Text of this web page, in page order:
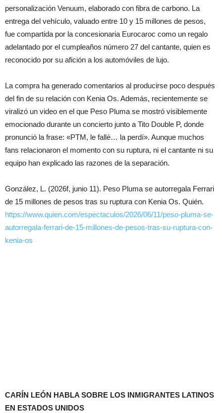
personalización Venuum, elaborado con fibra de carbono. La
entrega del vehículo, valuado entre 10 y 15 millones de pesos,
fue compartida por la concesionaria Eurocaroc como un regalo
adelantado por el cumpleaños número 27 del cantante, quien es
reconocido por su afición a los automóviles de lujo.
La compra ha generado comentarios al producirse poco después
del fin de su relación con Kenia Os. Además, recientemente se
viralizó un video en el que Peso Pluma se mostró visiblemente
emocionado durante un concierto junto a Tito Double P, donde
pronunció la frase: «PTM, le fallé… la perdí». Aunque muchos
fans relacionaron el momento con su ruptura, ni el cantante ni su
equipo han explicado las razones de la separación.
González, L. (2026f, junio 11). Peso Pluma se autorregala Ferrari
de 15 millones de pesos tras su ruptura con Kenia Os. Quién.
https://www.quien.com/espectaculos/2026/06/11/peso-pluma-se-
autorregala-ferrari-de-15-millones-de-pesos-tras-su-ruptura-con-
kenia-os
CARÍN LEÓN HABLA SOBRE LOS INMIGRANTES LATINOS
EN ESTADOS UNIDOS